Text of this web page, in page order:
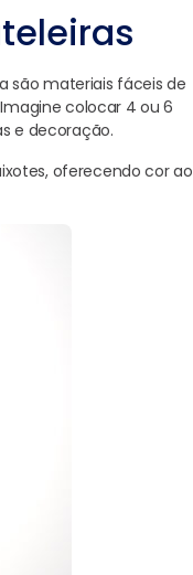
são materiais fáceis de
colocar 4 ou 6
e decoração.
oferecendo cor ao